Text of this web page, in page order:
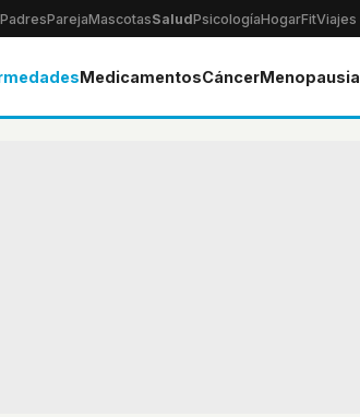
PadresParejaMascotasSaludPsicologíaHogarFitViajes
MedicamentosCáncerMenopausia